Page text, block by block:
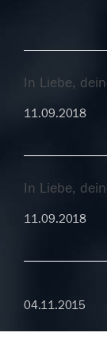
In Liebe,
11.09.2018
In Liebe,
11.09.2018
04.11.2015